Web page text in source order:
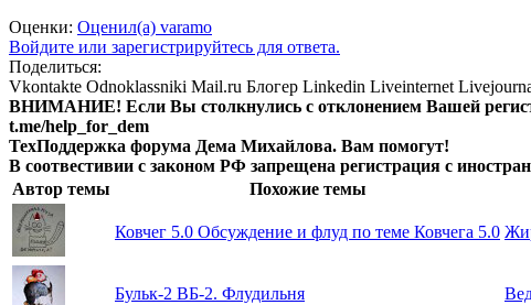
Оценки: Оценил(а) varamo
Войдите или зарегистрируйтесь для ответа.
Поделиться:
Vkontakte Odnoklassniki Mail.ru Блогер Linkedin Liveinternet
ВНИМАНИЕ! Ecли Вы столкнулись с отклонением Вашей
t.me/help_for_dem
ТехПоддержка форума Дема Михайлова. Вам помогут!
В соотвестивии с законом РФ запрещена регистрация с
Автор темы
Похожие темы
Ковчег 5.0 Обсуждение и флуд по теме Ковчега 5.0
Бульк-2 ВБ-2. Флудильня